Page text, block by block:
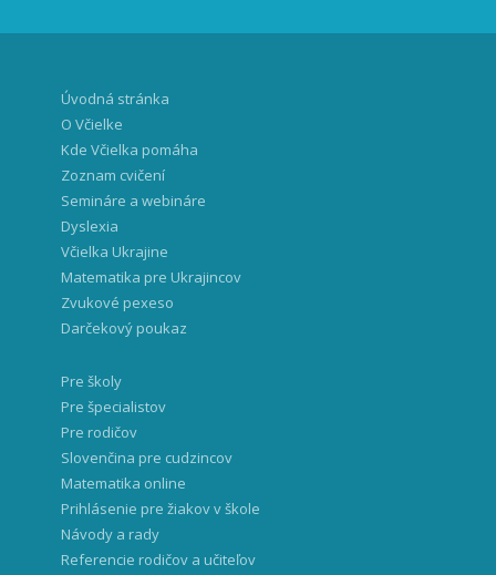
Úvodná stránka
O Včielke
Kde Včielka pomáha
Zoznam cvičení
Semináre a webináre
Dyslexia
Včielka Ukrajine
Matematika pre Ukrajincov
Zvukové pexeso
Darčekový poukaz
Pre školy
Pre špecialistov
Pre rodičov
Slovenčina pre cudzincov
Matematika online
Prihlásenie pre žiakov v škole
Návody a rady
Referencie rodičov a učiteľov